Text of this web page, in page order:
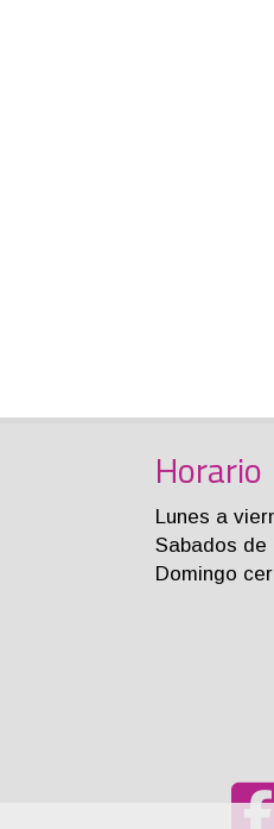
Horario
Lunes a
Sabados de
Domingo